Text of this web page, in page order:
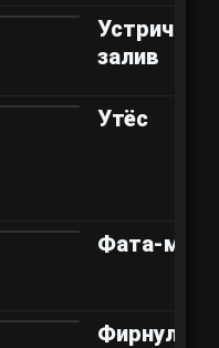
Устричный
залив
Утёс
Фата-